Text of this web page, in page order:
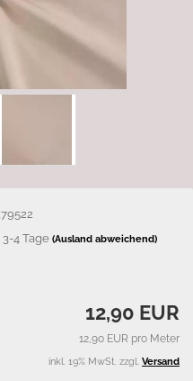
3-4 Tage(Ausland abweichend)
12,90 EUR
12,90 EUR pro Meter
inkl. 19% MwSt. zzgl. Versand